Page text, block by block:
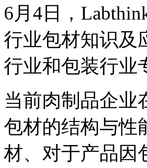
6月4日，
行业包材知识及
行业和包装行业
当前肉制品企业
包材的结构与性
材、对于产品因